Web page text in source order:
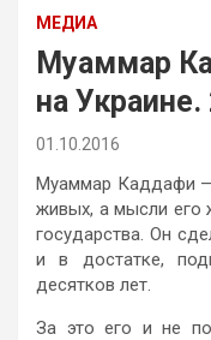
МЕДИА
Муаммар
на Украине.
01.10.2016
Муаммар Каддафи —
живых, а мысли
государства. Он
и в достатке,
десятков лет.
За это его и не